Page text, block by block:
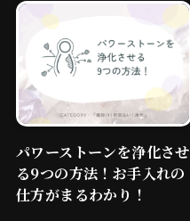
パワーストーンを浄化させ
る9つの方法！お手入れの
仕方がまるわかり！